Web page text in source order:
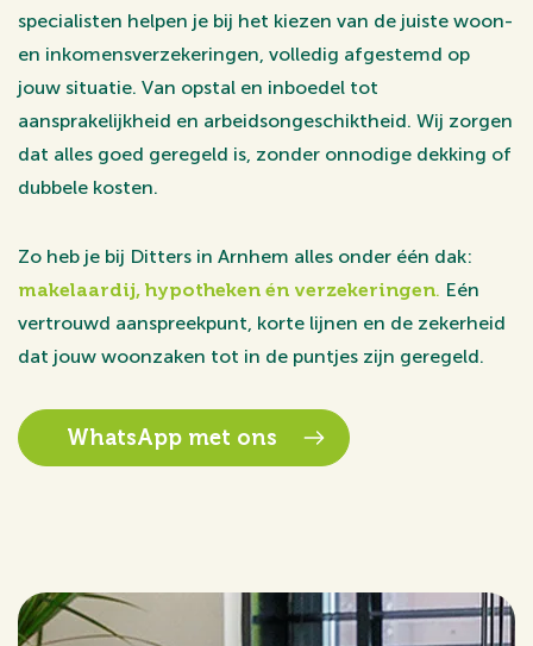
specialisten helpen je bij het kiezen van de juiste woon-
en inkomensverzekeringen, volledig afgestemd op
jouw situatie. Van opstal en inboedel tot
aansprakelijkheid en arbeidsongeschiktheid. Wij zorgen
dat alles goed geregeld is, zonder onnodige dekking of
dubbele kosten.
Zo heb je bij Ditters in Arnhem alles onder één dak:
makelaardij, hypotheken én verzekeringen. Eén
vertrouwd aanspreekpunt, korte lijnen en de zekerheid
dat jouw woonzaken tot in de puntjes zijn geregeld.
WhatsApp met ons